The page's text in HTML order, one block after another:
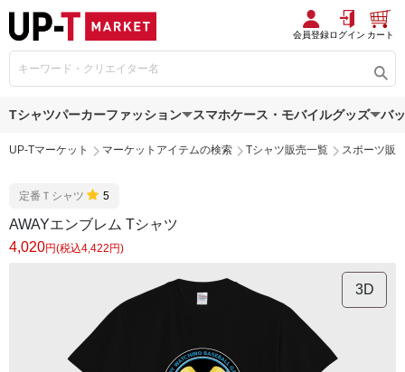
会員登録ログイン カート
Tシャツパーカーファッション スマホケース・モバイルグッズ バ
UP-Tマーケット マーケットアイテムの検索 Tシャツ販売一覧 スポーツ販
定番Ｔシャツ 5
AWAYエンブレム Tシャツ
4,020円(税込4,422円)
3D